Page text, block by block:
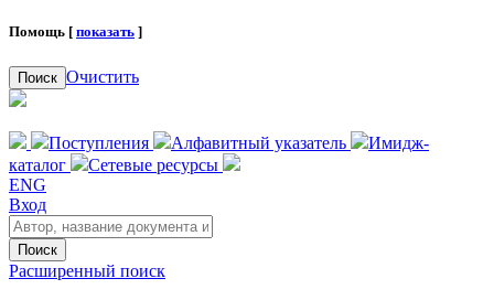
Помощь [ показать ]
Поиск Очистить
Поступления Алфавитный указатель
Имидж-
каталог
Сетевые ресурсы
ENG
Вход
Поиск
Расширенный поиск